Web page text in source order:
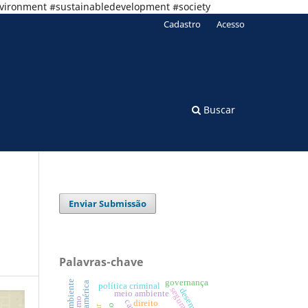
#sustainabledevelopment #society
Buscar
Cadastro Acesso
Enviar Submissão
Palavras-chave
meio ambiente
política criminal
direito
governança